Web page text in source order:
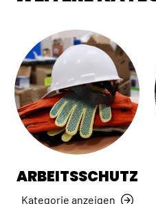
ARBEITSSCHUTZ
Kategorie anzeigen